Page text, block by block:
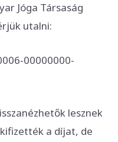
Jóga Társaság
utalni:
00000000-
lesznek
a díjat, de